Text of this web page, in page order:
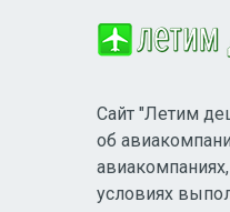
Сайт "Летим
об
условиях